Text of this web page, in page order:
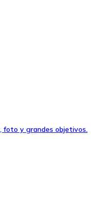
foto y grandes objetivos.